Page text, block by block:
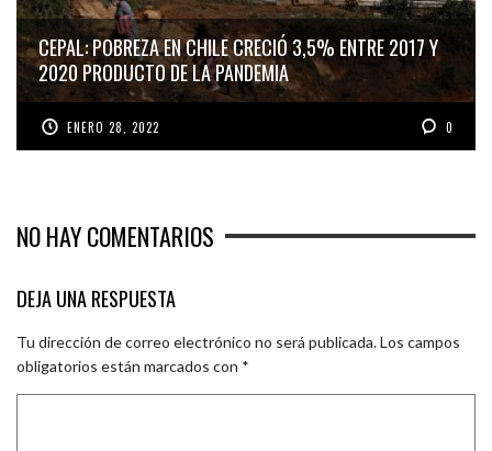
CEPAL: POBREZA EN CHILE CRECIÓ 3,5% ENTRE 2017 Y
2020 PRODUCTO DE LA PANDEMIA
ENERO 28, 2022 0
NO HAY COMENTARIOS
DEJA UNA RESPUESTA
Tu dirección de correo electrónico no será publicada.Los campos
obligatorios están marcados con *